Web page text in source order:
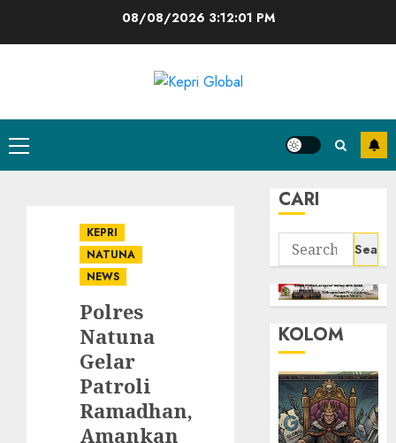
08/08/2026 3:12:02 PM
Primary
Menu
KEPRI
NATUNA
NEWS
Polres
Natuna
Gelar
Patroli
Ramadhan,
Amankan
CARI
Search
for:
KOLOM